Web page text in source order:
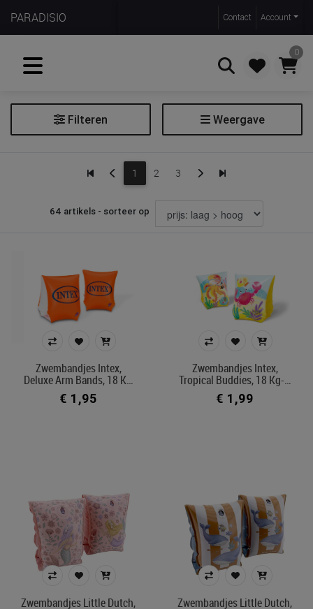
PARADISIO Contact Account
0
Zoeken
Filteren Weergave
Zwem- en strandspeelgoed
Extra filters
vanaf 18 maanden
vanaf 2 jaar
vanaf 3 jaar
vanaf 4 jaar
Filter zwem- en strandspeelgoed
zwemvest
puddle jumper
Prijs
€ 1 € 68
1 2 3
64 artikels - sorteer op
Zwembandjes Intex,
Deluxe Arm Bands, 18 K…
€ 1,95
Zwembandjes Intex,
Tropical Buddies, 18 Kg-…
€ 1,99
Zwembandjes Little Dutch, Zwembandjes Little Dutch,